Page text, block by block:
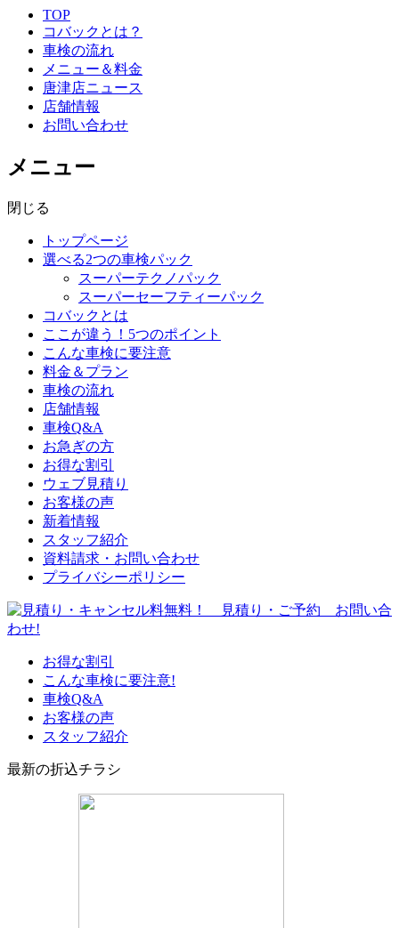
TOP
コバックとは？
車検の流れ
メニュー＆料金
唐津店ニュース
店舗情報
お問い合わせ
メニュー
閉じる
トップページ
選べる2つの車検パック
スーパーテクノパック
スーパーセーフティーパック
コバックとは
ここが違う！5つのポイント
こんな車検に要注意
料金＆プラン
車検の流れ
店舗情報
車検Q&A
お急ぎの方
お得な割引
ウェブ見積り
お客様の声
新着情報
スタッフ紹介
資料請求・お問い合わせ
プライバシーポリシー
お得な割引
こんな車検に要注意!
車検Q&A
お客様の声
スタッフ紹介
最新の折込チラシ